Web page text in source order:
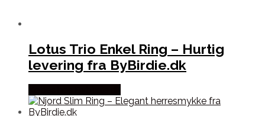
Lotus Trio Enkel Ring – Hurtig
levering fra ByBirdie.dk